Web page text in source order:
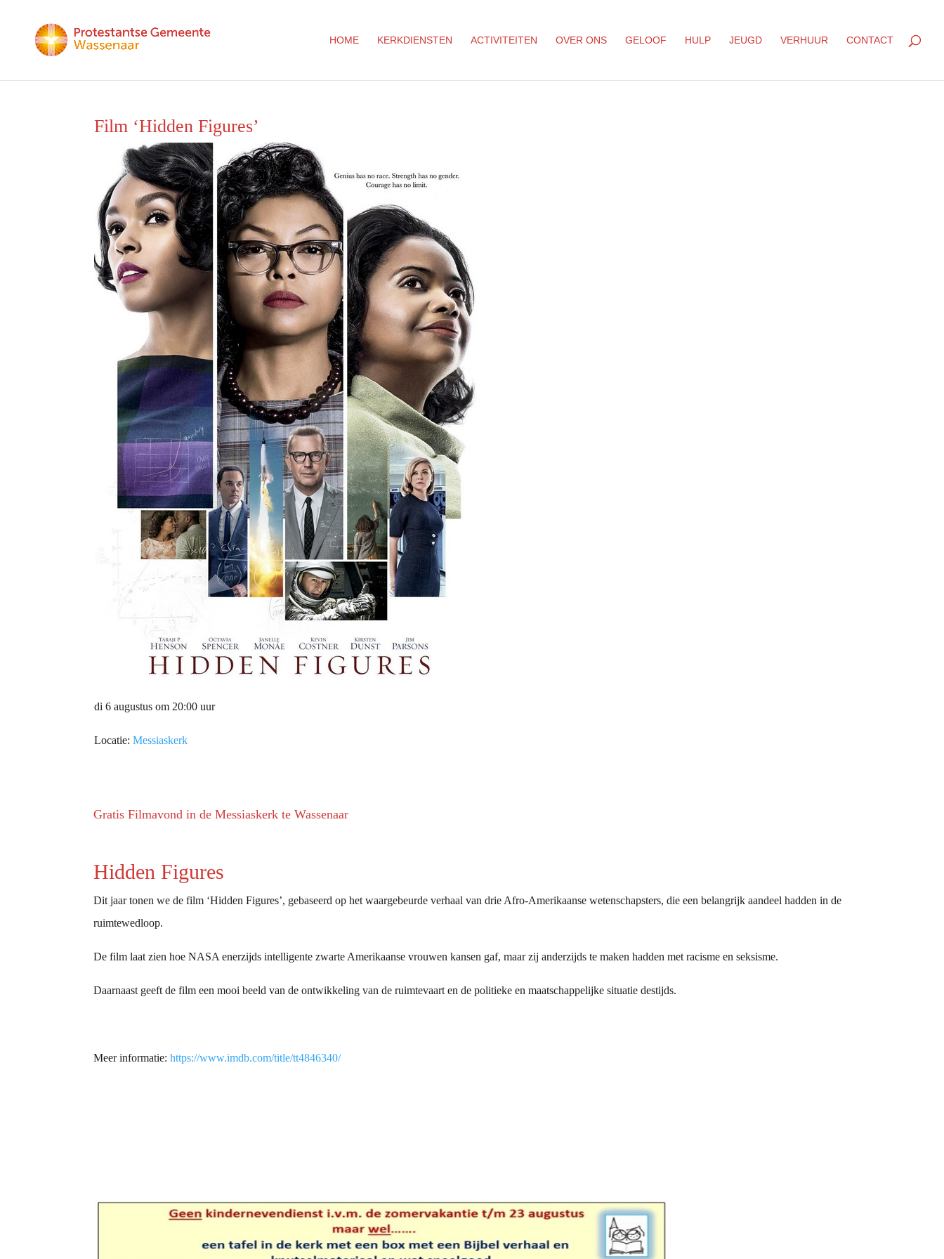
HOME KERKDIENSTEN ACTIVITEITEN OVER ONS GELOOF HULP JEUGD VERHUUR CONTACT
Film ‘Hidden Figures’
di 6 augustus om 20:00 uur
Locatie:Messiaskerk
Gratis Filmavond in de Messiaskerk te Wassenaar
Hidden Figures
Dit jaar tonen we de film ‘Hidden Figures’, gebaseerd op het waargebeurde verhaal van drie Afro-Amerikaanse wetenschapsters, die een belangrijk aandeel hadden in de
ruimtewedloop.
De film laat zien hoe NASA enerzijds intelligente zwarte Amerikaanse vrouwen kansen gaf, maar zij anderzijds te maken hadden met racisme en seksisme.
Daarnaast geeft de film een mooi beeld van de ontwikkeling van de ruimtevaart en de politieke en maatschappelijke situatie destijds.
Meer informatie:https://www.imdb.com/title/tt4846340/